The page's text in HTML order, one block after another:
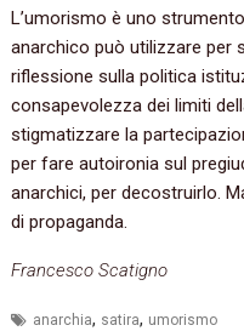
L’umorismo è uno
anarchico può utilizzare per
riflessione sulla politica
consapevolezza dei limiti
stigmatizzare la
per fare autoironia sul
anarchici, per decostruirlo.
di propaganda.
Francesco Scatigno
anarchia, satira, umorismo